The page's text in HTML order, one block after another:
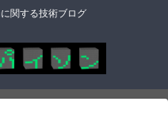
関する技術ブログ